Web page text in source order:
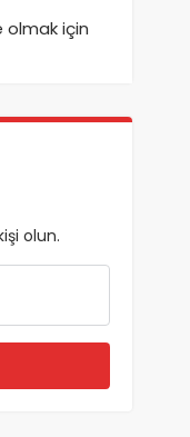
olmak için
olun.